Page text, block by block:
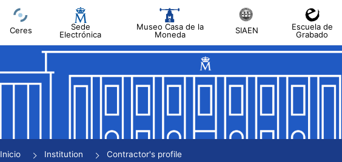
Ceres
Sede
Electrónica
Museo Casa de la
Moneda
SIAEN
Escuela de
Grabado
Show/Hide
Inicio Institution Contractor's profile